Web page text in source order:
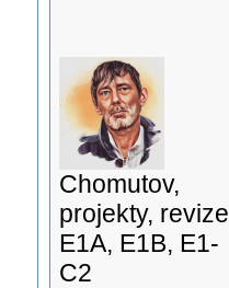
Chomutov,
projekty, revize
E1A, E1B, E1-
C2